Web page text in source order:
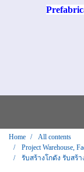
Home
All contents
Project Warehouse,
รับสร้างโกดัง รับสร้า